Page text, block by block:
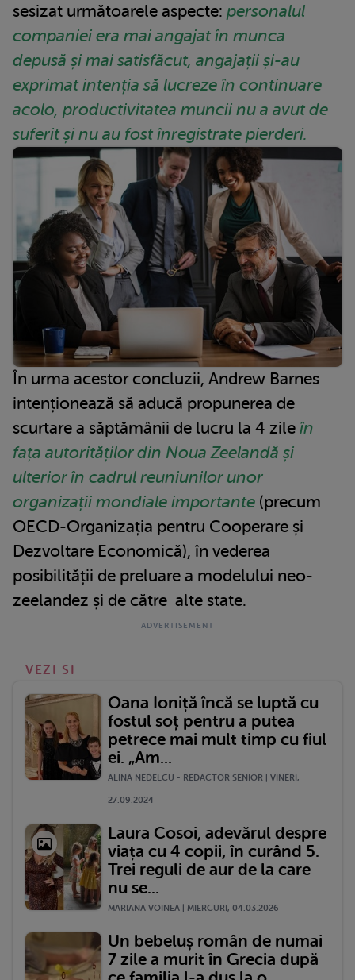
sesizat următoarele aspecte: personalul
companiei era mai angajat în munca
depusă și mai satisfăcut, angajații și-au
exprimat intenția să lucreze în continuare
acolo, productivitatea muncii nu a avut de
suferit și nu au fost înregistrate pierderi.
În urma acestor concluzii, Andrew Barnes
intenționează să aducă propunerea de
scurtare a săptămânii de lucru la 4 zile în
fața autorităților din Noua Zeelandă și
ulterior în cadrul reuniunilor unor
organizații mondiale importante (precum
OECD-Organizația pentru Cooperare și
Dezvoltare Economică), în vederea
posibilității de preluare a modelului neo-
zeelandez și de către alte state.
VEZI SI
Oana Ioniță încă se luptă cu
fostul soț pentru a putea
petrece mai mult timp cu fiul
ei. „Am...
ALINA NEDELCU - REDACTOR SENIOR | VINERI,
27.09.2024
Laura Cosoi, adevărul despre
viața cu 4 copii, în curând 5.
Trei reguli de aur de la care
nu se...
MARIANA VOINEA | MIERCURI, 04.03.2026
Un bebeluș român de numai
7 zile a murit în Grecia după